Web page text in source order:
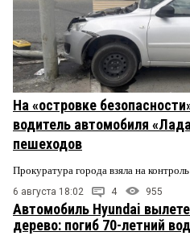
На «островке
водитель автомобиля
пешеходов
Прокуратура города взяла на
6 августа 18:02 4 955
Автомобиль Hyundai
дерево: погиб 70-летний